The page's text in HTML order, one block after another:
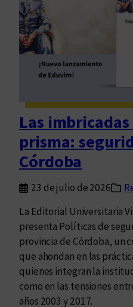
Las
prisma:
Córdoba
23 de julio de 2026
La Editorial Universitaria
presenta Políticas de
provincia de Córdoba, un
que ahondan en las
quienes integran la
como en las tensiones
años 2003 y 2017.